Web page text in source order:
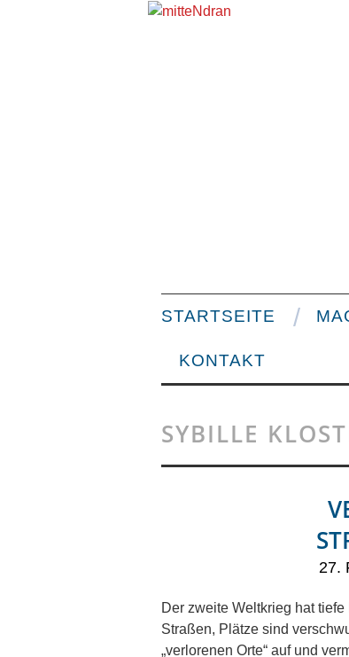
STARTSEITE
KONTAKT
SYBILLE
27.
Der zweite Weltkrieg hat
Straßen, Plätze sind
„verlorenen Orte“ auf und